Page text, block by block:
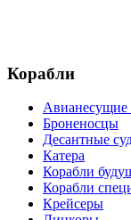
Корабли
Авианесущие
Броненосцы
Десантные
Катера
Корабли
Корабли
Крейсеры